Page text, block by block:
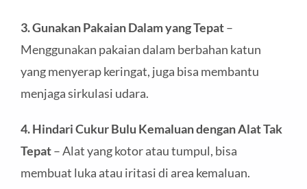
3. Gunakan Pakaian Dalam yang Tepat–
Menggunakan pakaian dalam berbahan katun
yang menyerap keringat, juga bisa membantu
menjaga sirkulasi udara.
4. Hindari Cukur Bulu Kemaluan dengan Alat Tak
Tepat– Alat yang kotor atau tumpul, bisa
membuat luka atau iritasi di area kemaluan.